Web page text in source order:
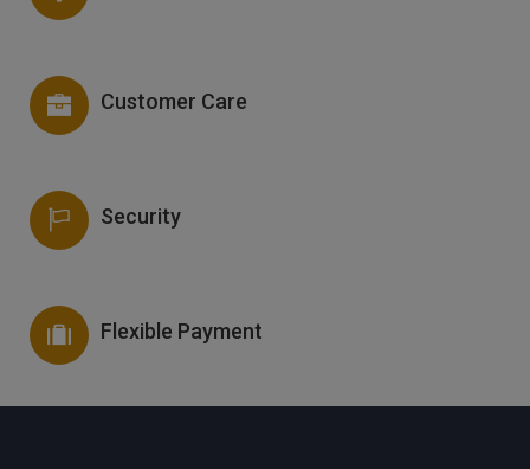
Customer Care
Security
Flexible Payment